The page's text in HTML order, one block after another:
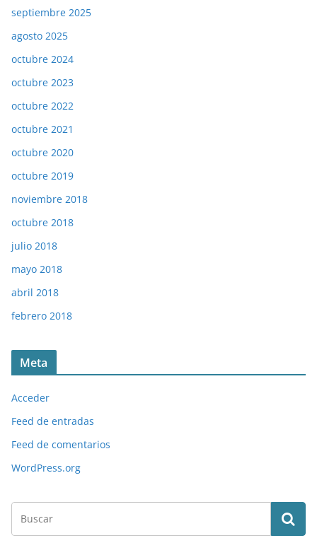
septiembre 2025
agosto 2025
octubre 2024
octubre 2023
octubre 2022
octubre 2021
octubre 2020
octubre 2019
noviembre 2018
octubre 2018
julio 2018
mayo 2018
abril 2018
febrero 2018
Meta
Acceder
Feed de entradas
Feed de comentarios
WordPress.org